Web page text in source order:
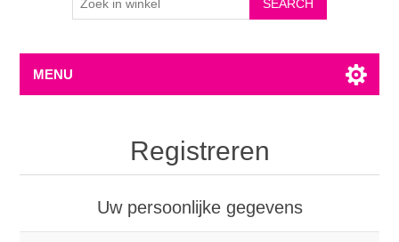
MENU
Registreren
Uw persoonlijke gegevens